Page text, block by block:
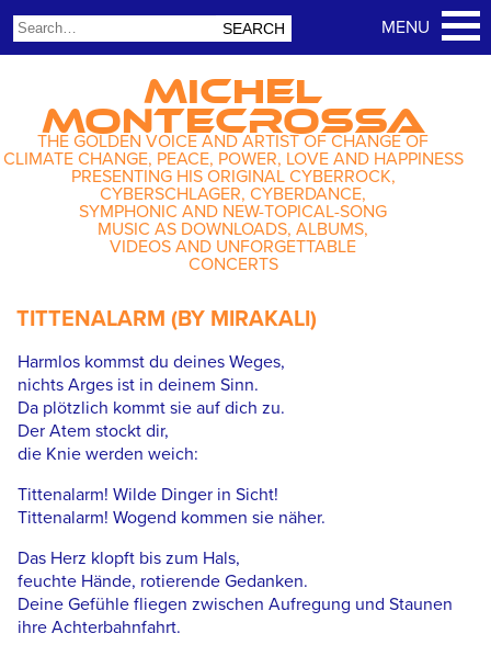
MICHEL
MONTECROSSA
THE GOLDEN VOICE AND ARTIST OF CHANGE OF
CLIMATE CHANGE, PEACE, POWER, LOVE AND HAPPINESS
PRESENTING HIS ORIGINAL CYBERROCK,
CYBERSCHLAGER, CYBERDANCE,
SYMPHONIC AND NEW-TOPICAL-SONG
MUSIC AS DOWNLOADS, ALBUMS,
VIDEOS AND UNFORGETTABLE
CONCERTS
TITTENALARM (BY MIRAKALI)
Harmlos kommst du deines Weges,
nichts Arges ist in deinem Sinn.
Da plötzlich kommt sie auf dich zu.
Der Atem stockt dir,
die Knie werden weich:
Tittenalarm! Wilde Dinger in Sicht!
Tittenalarm! Wogend kommen sie näher.
Das Herz klopft bis zum Hals,
feuchte Hände, rotierende Gedanken.
Deine Gefühle fliegen zwischen Aufregung und Staunen
ihre Achterbahnfahrt.